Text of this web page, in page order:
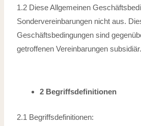
1.2 Diese Allgemeinen
Sondervereinbarungen nicht aus.
Geschäftsbedingungen sind
getroffenen Vereinbarungen subsidiär.
2 Begriffsdefinitionen
2.1 Begriffsdefinitionen: